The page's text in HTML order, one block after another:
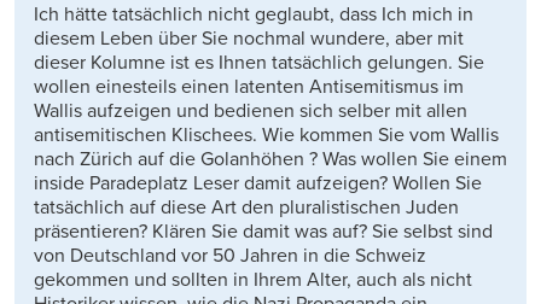
Ich hätte tatsächlich nicht geglaubt, dass Ich mich in
diesem Leben über Sie nochmal wundere, aber mit
dieser Kolumne ist es Ihnen tatsächlich gelungen. Sie
wollen einesteils einen latenten Antisemitismus im
Wallis aufzeigen und bedienen sich selber mit allen
antisemitischen Klischees. Wie kommen Sie vom Wallis
nach Zürich auf die Golanhöhen ? Was wollen Sie einem
inside Paradeplatz Leser damit aufzeigen? Wollen Sie
tatsächlich auf diese Art den pluralistischen Juden
präsentieren? Klären Sie damit was auf? Sie selbst sind
von Deutschland vor 50 Jahren in die Schweiz
gekommen und sollten in Ihrem Alter, auch als nicht